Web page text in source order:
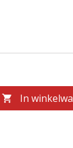
 In